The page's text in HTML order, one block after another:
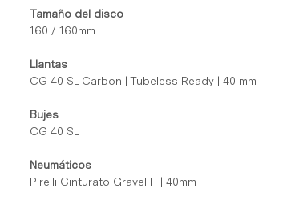
Tamaño del disco
160 / 160mm
Llantas
CG 40 SL Carbon | Tubeless Ready | 40 mm
Bujes
CG 40 SL
Neumáticos
Pirelli Cinturato Gravel H | 40mm